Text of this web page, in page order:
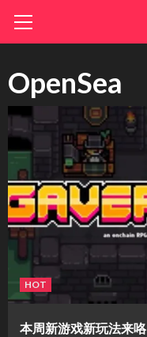
Menu
OpenSea
HOT
本周新游戏新玩法来咯